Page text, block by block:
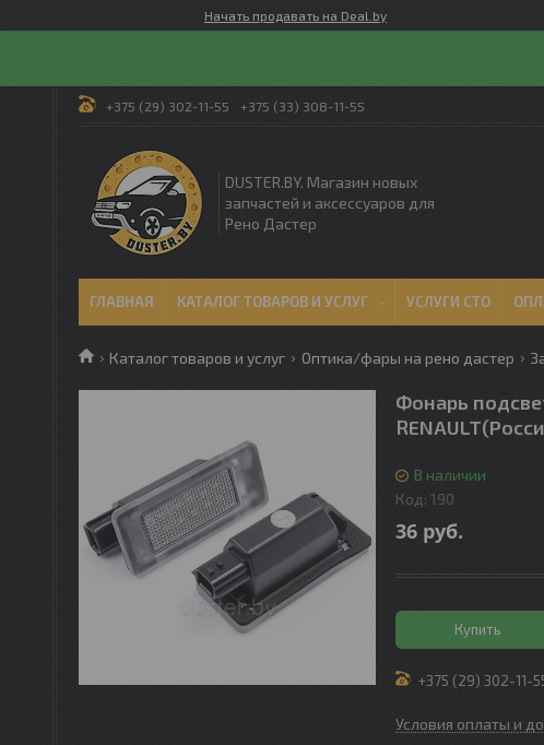
Начать продавать на Deal.by
+375 (29) 302-11-55 +375 (33) 308-11-55
DUSTER.BY. Магазин новых
запчастей и аксессуаров для
Рено Дастер
ГЛАВНАЯ КАТАЛОГ ТОВАРОВ И УСЛУГ УСЛУГИ СТО
Каталог товаров и услуг Оптика/фары на рено дастер
Фонарь
В наличии
Код: 190
36 руб.
Купить
+375 (29) 302-11-
Условия оплаты и